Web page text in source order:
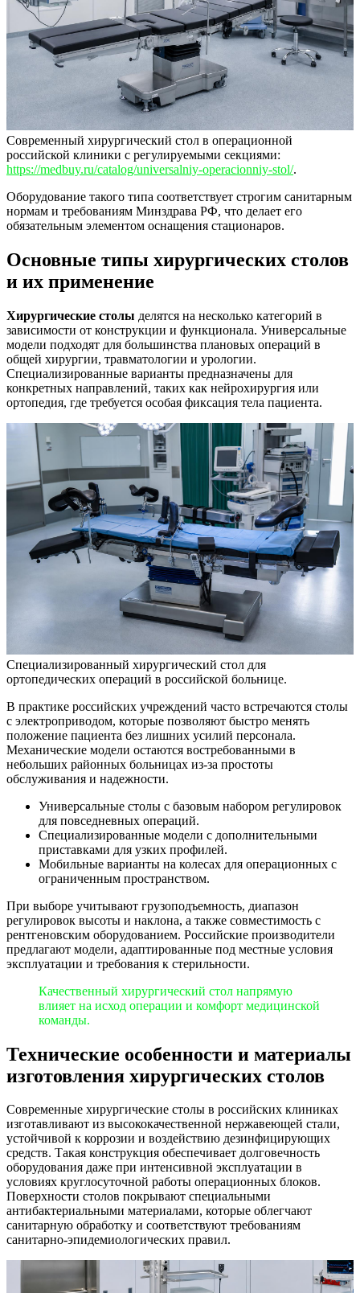
Современный хирургический стол в операционной
российской клиники с регулируемыми секциями:
https://medbuy.ru/catalog/universalniy-operacionniy-stol/.
Оборудование такого типа соответствует строгим санитарным
нормам и требованиям Минздрава РФ, что делает его
обязательным элементом оснащения стационаров.
Основные типы хирургических столов
и их применение
Хирургические столы делятся на несколько категорий в
зависимости от конструкции и функционала. Универсальные
модели подходят для большинства плановых операций в
общей хирургии, травматологии и урологии.
Специализированные варианты предназначены для
конкретных направлений, таких как нейрохирургия или
ортопедия, где требуется особая фиксация тела пациента.
Специализированный хирургический стол для
ортопедических операций в российской больнице.
В практике российских учреждений часто встречаются столы
с электроприводом, которые позволяют быстро менять
положение пациента без лишних усилий персонала.
Механические модели остаются востребованными в
небольших районных больницах из-за простоты
обслуживания и надежности.
Универсальные столы с базовым набором регулировок
для повседневных операций.
Специализированные модели с дополнительными
приставками для узких профилей.
Мобильные варианты на колесах для операционных с
ограниченным пространством.
При выборе учитывают грузоподъемность, диапазон
регулировок высоты и наклона, а также совместимость с
рентгеновским оборудованием. Российские производители
предлагают модели, адаптированные под местные условия
эксплуатации и требования к стерильности.
Качественный хирургический стол напрямую
влияет на исход операции и комфорт медицинской
команды.
Технические особенности и материалы
изготовления хирургических столов
Современные хирургические столы в российских клиниках
изготавливают из высококачественной нержавеющей стали,
устойчивой к коррозии и воздействию дезинфицирующих
средств. Такая конструкция обеспечивает долговечность
оборудования даже при интенсивной эксплуатации в
условиях круглосуточной работы операционных блоков.
Поверхности столов покрывают специальными
антибактериальными материалами, которые облегчают
санитарную обработку и соответствуют требованиям
санитарно-эпидемиологических правил.